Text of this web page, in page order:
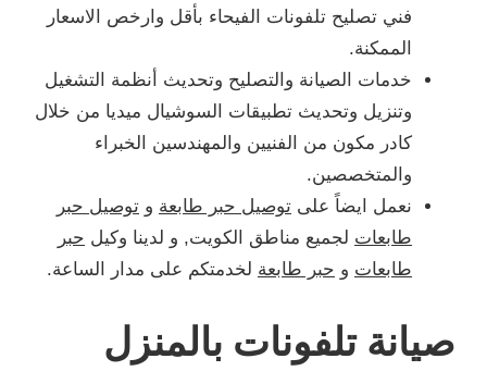
فني تصليح تلفونات الفيحاء بأقل وارخص الاسعار
الممكنة.
خدمات الصيانة والتصليح وتحديث أنظمة التشغيل
وتنزيل وتحديث تطبيقات السوشيال ميديا من خلال
كادر مكون من الفنيين والمهندسين الخبراء
والمتخصصين.
نعمل ايضاً على توصيل حبر طابعة و توصيل حبر
طابعات لجميع مناطق الكويت, و لدينا وكيل حبر
طابعات و حبر طابعة لخدمتكم على مدار الساعة.
صيانة تلفونات بالمنزل